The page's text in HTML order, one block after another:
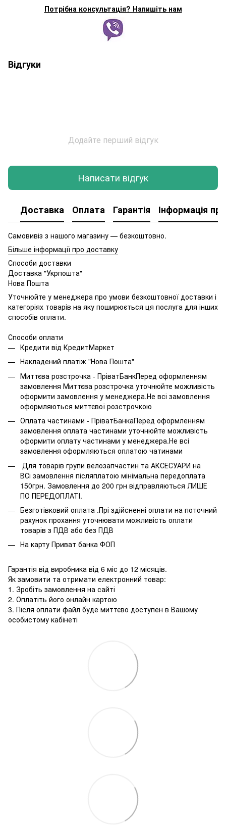
Потрібна консультація? Напишіть нам
Відгуки
Додайте перший відгук
Написати відгук
Доставка Оплата Гарантія Інформація
Самовивіз з нашого магазину — безкоштовно.
Більше інформації про доставку
Способи доставки
Доставка "Укрпошта"
Нова Пошта
Уточнюйте у менеджера про умови безкоштовної доставки і
категоріях товарів на яку поширюється ця послуга для інших
способів оплати.
Способи оплати
Кредити від КредитМаркет
Накладений платіж "Нова Пошта"
Миттєва розстрочка - ПріватБанкПеред оформленням
замовлення Миттєва розстрочка уточнюйте можливість
оформити замовлення у менеджера.Не всі замовлення
оформляються миттєвої розстрочкою
Оплата частинами - ПріватБанкаПеред оформленням
замовлення оплата частинами уточнюйте можливість
оформити оплату частинами у менеджера.Не всі
замовлення оформляються оплатою чатинами
Для товарів групи велозапчастин та АКСЕСУАРИ на
ВСі замовлення післяплатою мінімальна передоплата
150грн. Замовлення до 200 грн відправляються ЛИШЕ
ПО ПЕРЕДОПЛАТІ.
Безготівковий оплата .Прі здійсненні оплати на поточний
рахунок прохання уточнювати можливість оплати
товарів з ПДВ або без ПДВ
На карту Приват банка ФОП
Гарантія від виробника від 6 міс до 12 місяців.
Як замовити та отримати електронний товар:
1. Зробіть замовлення на сайті
2. Оплатіть його онлайн картою
3. Після оплати файл буде миттєво доступен в Вашому
особистому кабінеті